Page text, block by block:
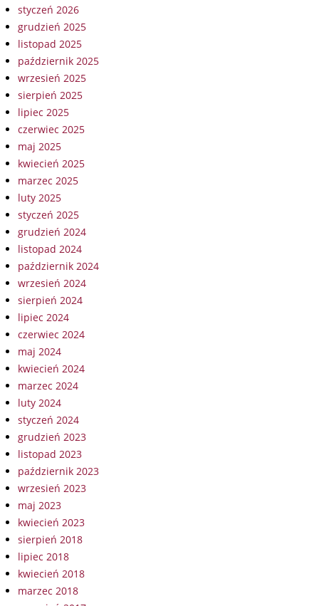
styczeń 2026
grudzień 2025
listopad 2025
październik 2025
wrzesień 2025
sierpień 2025
lipiec 2025
czerwiec 2025
maj 2025
kwiecień 2025
marzec 2025
luty 2025
styczeń 2025
grudzień 2024
listopad 2024
październik 2024
wrzesień 2024
sierpień 2024
lipiec 2024
czerwiec 2024
maj 2024
kwiecień 2024
marzec 2024
luty 2024
styczeń 2024
grudzień 2023
listopad 2023
październik 2023
wrzesień 2023
maj 2023
kwiecień 2023
sierpień 2018
lipiec 2018
kwiecień 2018
marzec 2018